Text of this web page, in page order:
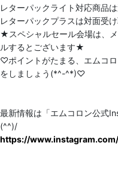
レターパックライト対応商品
レターパックプラスは対面受
★スペシャルセール会場は、
ルするとございます★
♡ポイントがたまる、エムコ
をしましょう(*^-^*)♡
最新情報は「エムコロン公式
(^^)/
https://